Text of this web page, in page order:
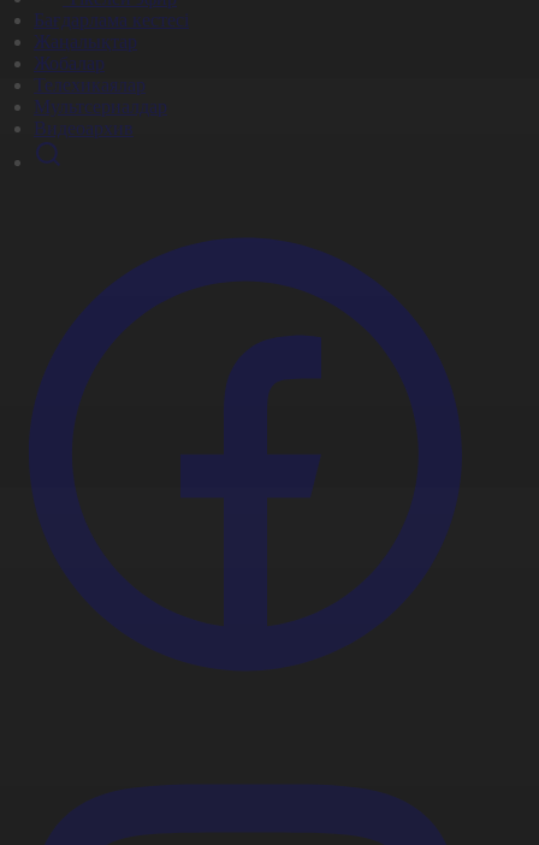
Бағдарлама кестесі
Жаңалықтар
Жобалар
Телехикаялар
Мультсериалдар
Видеоархив